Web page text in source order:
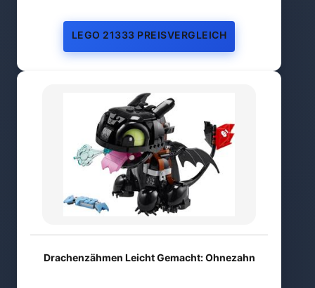
LEGO 21333 PREISVERGLEICH
Drachenzähmen Leicht Gemacht: Ohnezahn